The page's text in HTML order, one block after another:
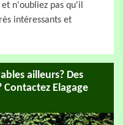
n'oubliez pas qu'il
intéressants et
ailleurs? Des
Elagage